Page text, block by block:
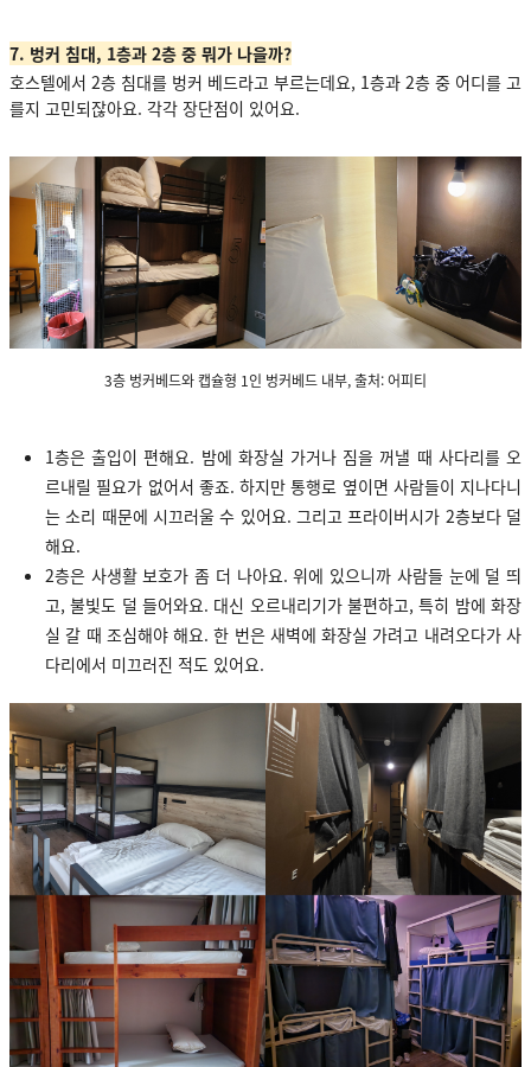
7. 벙커 침대, 1층과 2층 중 뭐가 나을까?
호스텔에서 2층 침대를 벙커 베드라고 부르는데요, 1층과 2층 중 어디를 고
를지 고민되잖아요. 각각 장단점이 있어요.
3층 벙커베드와 캡슐형 1인 벙커베드 내부, 출처: 어피티
1층은 출입이 편해요. 밤에 화장실 가거나 짐을 꺼낼 때 사다리를 오
르내릴 필요가 없어서 좋죠. 하지만 통행로 옆이면 사람들이 지나다니
는 소리 때문에 시끄러울 수 있어요. 그리고 프라이버시가 2층보다 덜
해요.
2층은 사생활 보호가 좀 더 나아요. 위에 있으니까 사람들 눈에 덜 띄
고, 불빛도 덜 들어와요. 대신 오르내리기가 불편하고, 특히 밤에 화장
실 갈 때 조심해야 해요. 한 번은 새벽에 화장실 가려고 내려오다가 사
다리에서 미끄러진 적도 있어요.